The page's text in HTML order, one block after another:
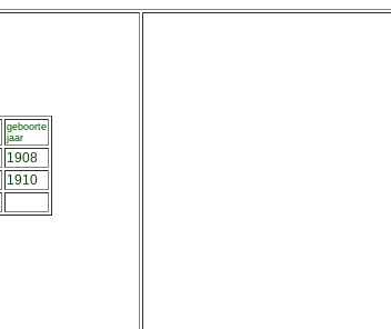
geboorte
jaar
1908
1910